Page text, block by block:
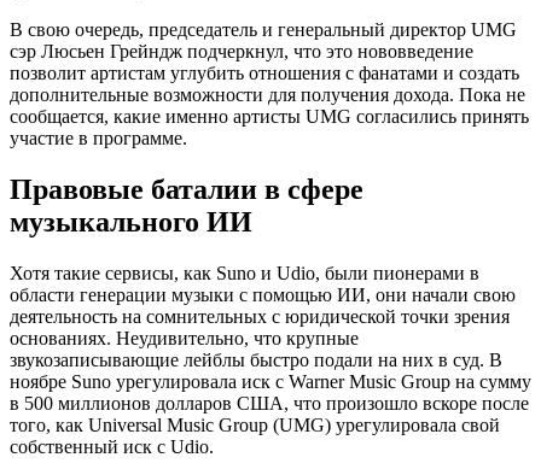
В свою очередь, председатель и генеральный директор UMG
сэр Люсьен Грейндж подчеркнул, что это нововведение
позволит артистам углубить отношения с фанатами и создать
дополнительные возможности для получения дохода. Пока не
сообщается, какие именно артисты UMG согласились принять
участие в программе.
Правовые баталии в сфере
музыкального ИИ
Хотя такие сервисы, как Suno и Udio, были пионерами в
области генерации музыки с помощью ИИ, они начали свою
деятельность на сомнительных с юридической точки зрения
основаниях. Неудивительно, что крупные
звукозаписывающие лейблы быстро подали на них в суд. В
ноябре Suno урегулировала иск с Warner Music Group на сумму
в 500 миллионов долларов США, что произошло вскоре после
того, как Universal Music Group (UMG) урегулировала свой
собственный иск с Udio.